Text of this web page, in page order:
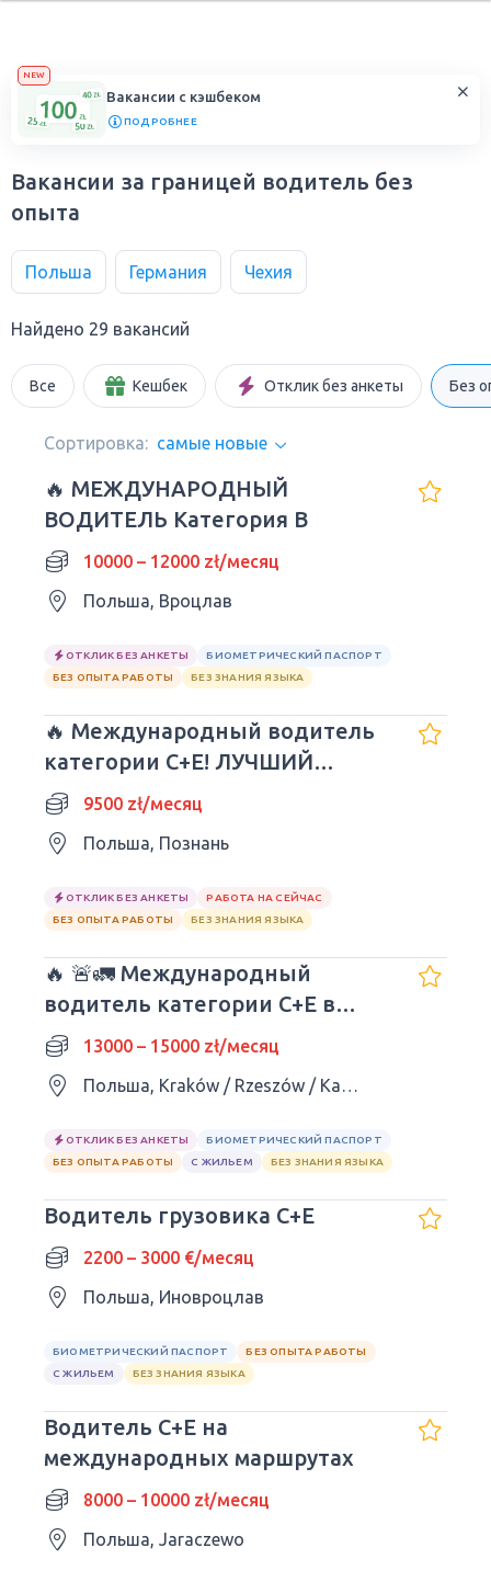
NEW
Вакансии с кэшбеком
ПОДРОБНЕЕ
Вакансии за границей водитель без
опыта
Польша Германия Чехия
Найдено 29 вакансий
Все Кешбек Отклик без анкеты Без
Сортировка: самые новые
🔥 МЕЖДУНАРОДНЫЙ
ВОДИТЕЛЬ Категория B
10000 – 12000 zł/месяц
Польша, Вроцлав
ОТКЛИК БЕЗ АНКЕТЫ
БИОМЕТРИЧЕСКИЙ ПАСПОРТ
БЕЗ ОПЫТА РАБОТЫ
БЕЗ ЗНАНИЯ ЯЗЫКА
🔥 Международный водитель
категории C+E! ЛУЧШИЙ
РАБОТОДАТЕЛЬ!! 3/1 - 9500
злотых
9500 zł/месяц
Польша, Познань
ОТКЛИК БЕЗ АНКЕТЫ
РАБОТА НА СЕЙЧАС
БЕЗ ОПЫТА РАБОТЫ
БЕЗ ЗНАНИЯ ЯЗЫКА
🔥 🚨🚛 Международный
водитель категории C+E в
Европе13000 – 15000 zł/месяц
Польша, Kraków / Rzeszów / Katowice / Kielce / Lublin
ОТКЛИК БЕЗ АНКЕТЫ
БИОМЕТРИЧЕСКИЙ ПАСПОРТ
БЕЗ ОПЫТА РАБОТЫ
С ЖИЛЬЕМ БЕЗ ЗНАНИЯ ЯЗЫКА
Водитель грузовика C+E
2200 – 3000 €/месяц
Польша, Иновроцлав
БИОМЕТРИЧЕСКИЙ ПАСПОРТ
БЕЗ ОПЫТА РАБОТЫ
С ЖИЛЬЕМ
БЕЗ ЗНАНИЯ ЯЗЫКА
Водитель C+E на
международных маршрутах
8000 – 10000 zł/месяц
Польша, Jaraczewo